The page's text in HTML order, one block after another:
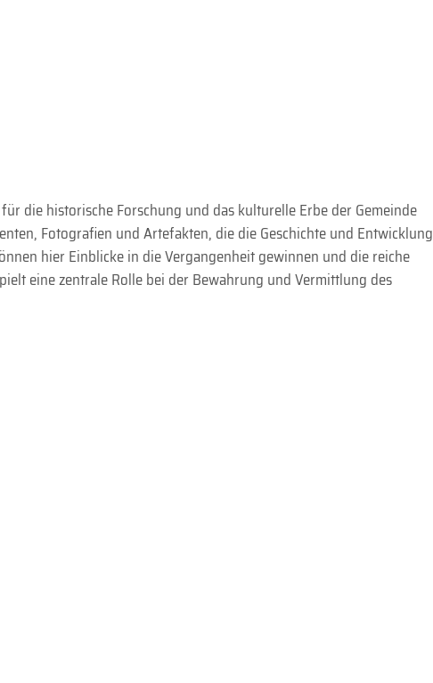
die historische Forschung und das kulturelle Erbe der Gemeinde
Fotografien und Artefakten, die die Geschichte und Entwicklung
hier Einblicke in die Vergangenheit gewinnen und die reiche
eine zentrale Rolle bei der Bewahrung und Vermittlung des